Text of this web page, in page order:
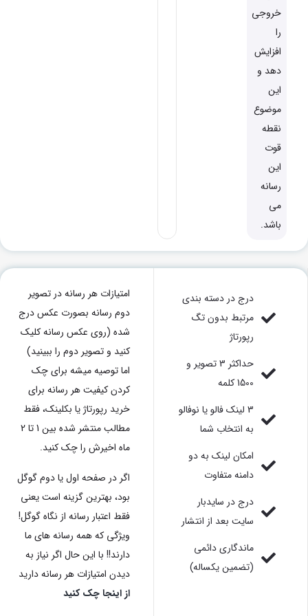
خروجی
را
افزایش
دهد و
این
موضوع
نقطه
قوت
این
رسانه
می
باشد.
درج در دسته بندی
مرتبط بدون تگ
رپورتاژ
حداکثر 3 تصویر و
1500 کلمه
3 لینک فالو یا نوفالو
به انتخاب شما
امکان لینک به دو
دامنه متفاوت
درج در سایدبار
سایت بعد از انتشار
ماندگاری دائمی
(تضمین یکساله)
امتیازات هر رسانه در تصویر
دوم رسانه بصورت عکس درج
شده (روی عکس رسانه کلیک
کنید و تصویر دوم را ببینید)
اما توصیه میشه برای چک
کردن کیفیت هر رسانه برای
خرید رپورتاژ یا بکلینک، فقط
مطالب منتشر شده بین 1 تا 2
ماه اخیرش را چک کنید.
اگر در صفحه اول یا دوم گوگل
بود، بهترین گزینه است یعنی
فقط اعتبار رسانه از نگاه گوگل!
ویژگی که همه رسانه های ما
دارند!! با این حال اگر نیاز به
دیدن امتیازات هر رسانه دارید
از اینجا چک کنید